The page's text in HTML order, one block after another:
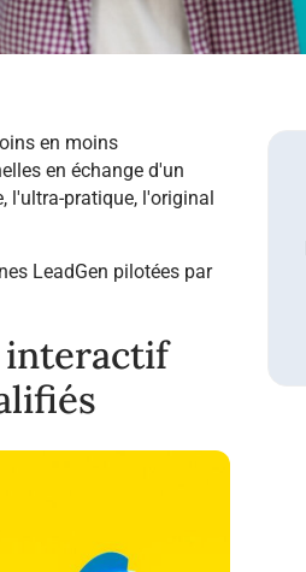
en moins
en échange d'un
l'ultra-pratique, l'original
LeadGen pilotées par
interactif